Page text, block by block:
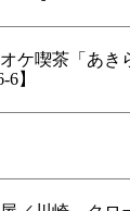
ケ喫茶「あき
】